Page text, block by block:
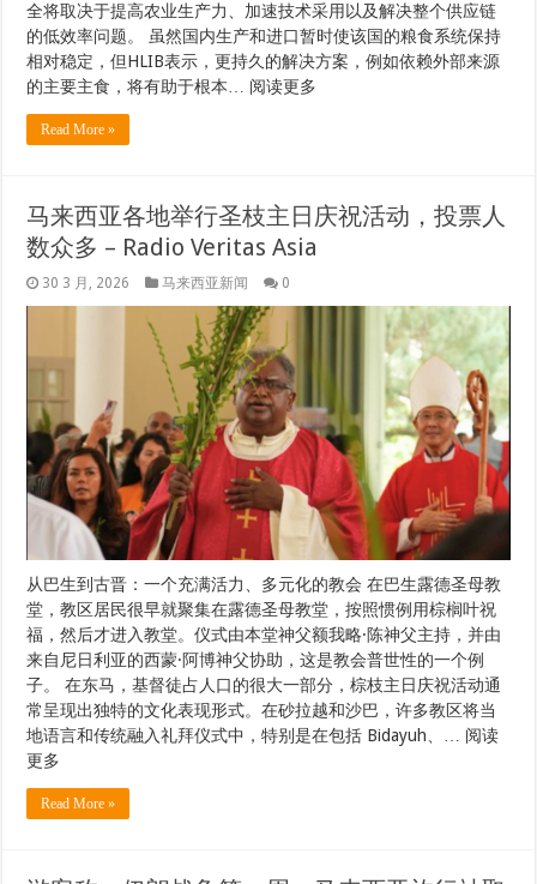
全将取决于提高农业生产力、加速技术采用以及解决整个供应链
的低效率问题。 虽然国内生产和进口暂时使该国的粮食系统保持
相对稳定，但HLIB表示，更持久的解决方案，例如依赖外部来源
的主要主食，将有助于根本… 阅读更多
Read More »
马来西亚各地举行圣枝主日庆祝活动，投票人
数众多 – Radio Veritas Asia
30 3 月, 2026 马来西亚新闻 0
从巴生到古晋：一个充满活力、多元化的教会 在巴生露德圣母教
堂，教区居民很早就聚集在露德圣母教堂，按照惯例用棕榈叶祝
福，然后才进入教堂。仪式由本堂神父额我略·陈神父主持，并由
来自尼日利亚的西蒙·阿博神父协助，这是教会普世性的一个例
子。 在东马，基督徒占人口的很大一部分，棕枝主日庆祝活动通
常呈现出独特的文化表现形式。在砂拉越和沙巴，许多教区将当
地语言和传统融入礼拜仪式中，特别是在包括 Bidayuh、… 阅读
更多
Read More »